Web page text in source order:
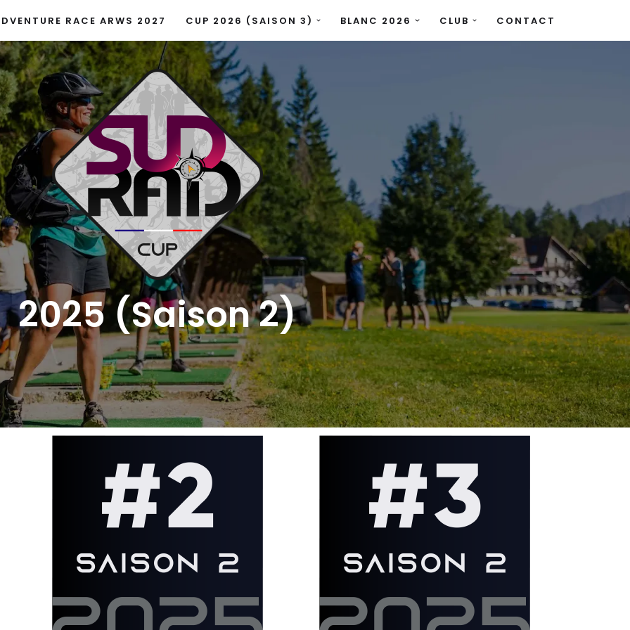
RACE ARWS 2027 CUP 2026 (SAISON 3) BLANC 2026 CLUB CONTACT
2025 (Saison 2)